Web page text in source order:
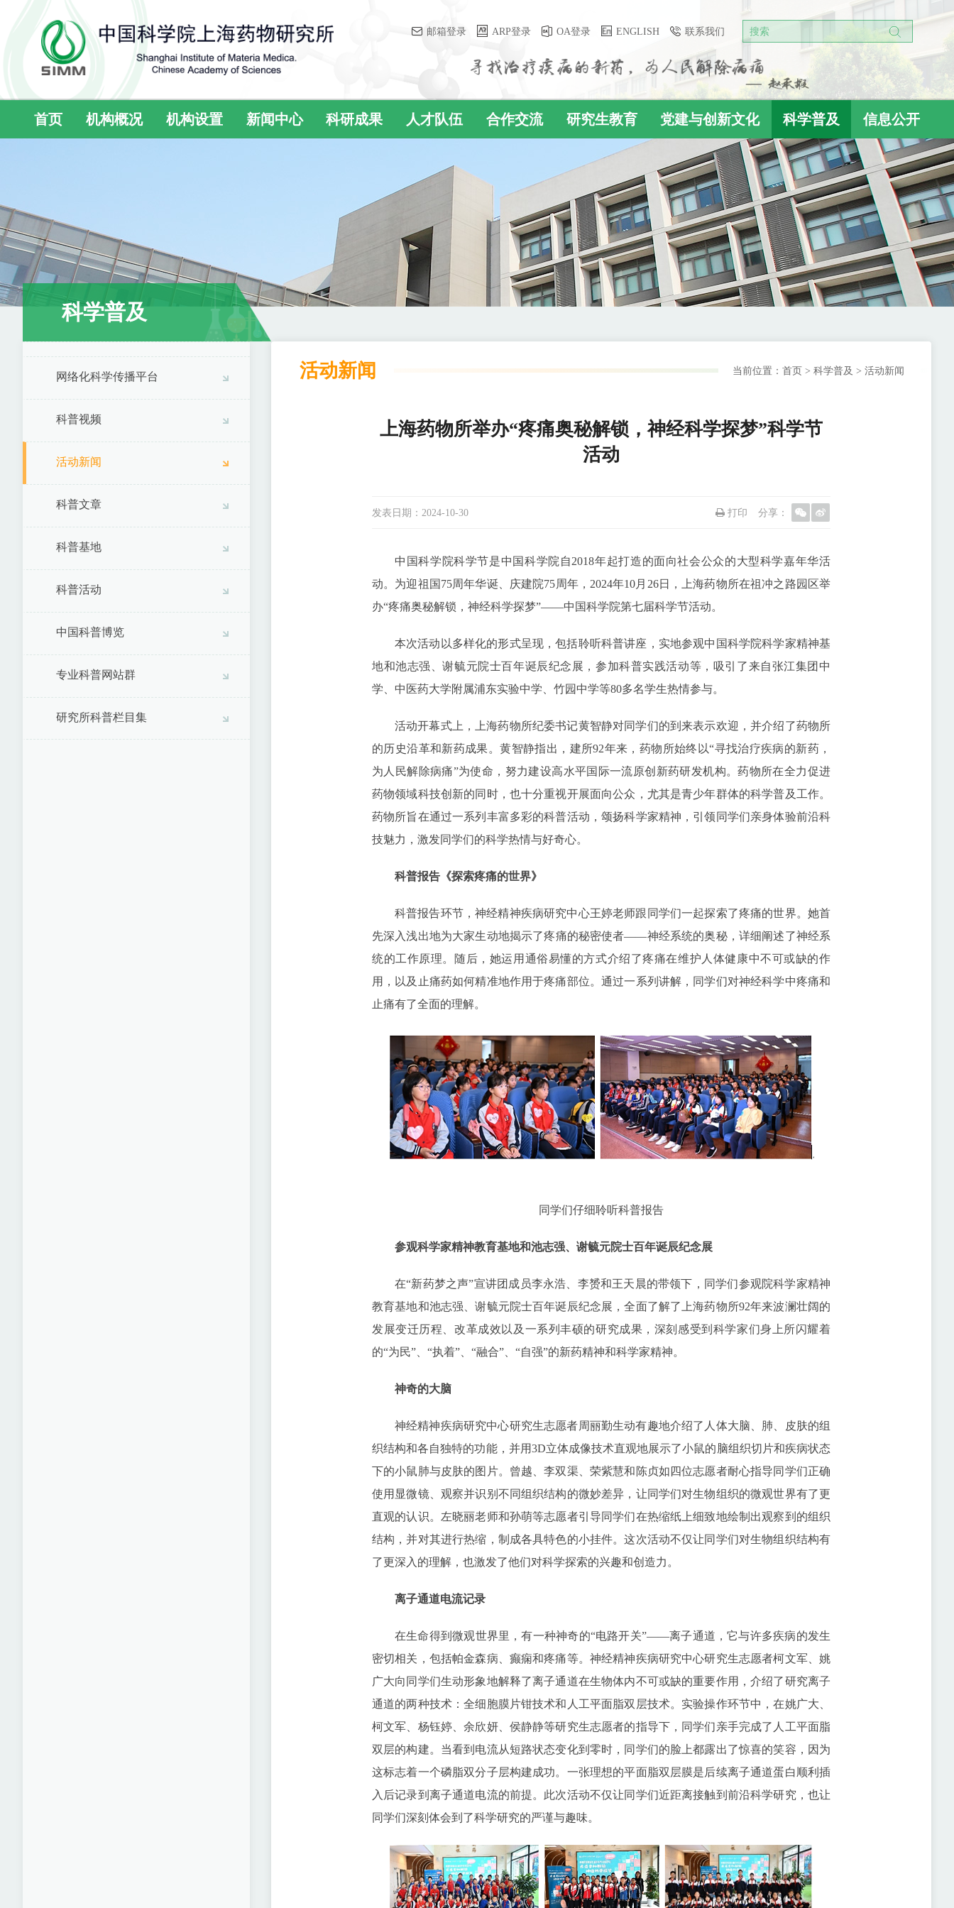
邮箱登录 ARP登录 OA登录 ENGLISH 联系我们 搜索
首页 机构概况 机构设置 新闻中心 科研成果 人才队伍 合作交流 研究生教育 党建与创新文化 科学普及 信息公开
科学普及
网络化科学传播平台
科普视频
活动新闻
科普文章
科普基地
科普活动
中国科普博览
专业科普网站群
研究所科普栏目集
活动新闻 当前位置： 首页 > 科学普及 > 活动新闻
上海药物所举办“疼痛奥秘解锁，神经科学探梦”科学节
活动
发表日期： 2024-10-30 分享：
打印
中国科学院科学节是中国科学院自2018年起打造的面向社会公众的大型科学嘉年华活
动。为迎祖国75周年华诞、庆建院75周年，2024年10月26日，上海药物所在祖冲之路园区举
办“疼痛奥秘解锁，神经科学探梦”——中国科学院第七届科学节活动。
本次活动以多样化的形式呈现，包括聆听科普讲座，实地参观中国科学院科学家精神基
地和池志强、谢毓元院士百年诞辰纪念展，参加科普实践活动等，吸引了来自张江集团中
学、中医药大学附属浦东实验中学、竹园中学等80多名学生热情参与。
活动开幕式上，上海药物所纪委书记黄智静对同学们的到来表示欢迎，并介绍了药物所
的历史沿革和新药成果。黄智静指出，建所92年来，药物所始终以“寻找治疗疾病的新药，
为人民解除病痛”为使命，努力建设高水平国际一流原创新药研发机构。药物所在全力促进
药物领域科技创新的同时，也十分重视开展面向公众，尤其是青少年群体的科学普及工作。
药物所旨在通过一系列丰富多彩的科普活动，颂扬科学家精神，引领同学们亲身体验前沿科
技魅力，激发同学们的科学热情与好奇心。
科普报告《探索疼痛的世界》
科普报告环节，神经精神疾病研究中心王婷老师跟同学们一起探索了疼痛的世界。她首
先深入浅出地为大家生动地揭示了疼痛的秘密使者——神经系统的奥秘，详细阐述了神经系
统的工作原理。随后，她运用通俗易懂的方式介绍了疼痛在维护人体健康中不可或缺的作
用，以及止痛药如何精准地作用于疼痛部位。通过一系列讲解，同学们对神经科学中疼痛和
止痛有了全面的理解。
同学们仔细聆听科普报告
参观科学家精神教育基地和池志强、谢毓元院士百年诞辰纪念展
在“新药梦之声”宣讲团成员李永浩、李赟和王天晨的带领下，同学们参观院科学家精神
教育基地和池志强、谢毓元院士百年诞辰纪念展，全面了解了上海药物所92年来波澜壮阔的
发展变迁历程、改革成效以及一系列丰硕的研究成果，深刻感受到科学家们身上所闪耀着
的“为民”、“执着”、“融合”、“自强”的新药精神和科学家精神。
神奇的大脑
神经精神疾病研究中心研究生志愿者周丽勤生动有趣地介绍了人体大脑、肺、皮肤的组
织结构和各自独特的功能，并用3D立体成像技术直观地展示了小鼠的脑组织切片和疾病状态
下的小鼠肺与皮肤的图片。曾越、李双渠、荣紫慧和陈贞如四位志愿者耐心指导同学们正确
使用显微镜、观察并识别不同组织结构的微妙差异，让同学们对生物组织的微观世界有了更
直观的认识。左晓丽老师和孙萌等志愿者引导同学们在热缩纸上细致地绘制出观察到的组织
结构，并对其进行热缩，制成各具特色的小挂件。这次活动不仅让同学们对生物组织结构有
了更深入的理解，也激发了他们对科学探索的兴趣和创造力。
离子通道电流记录
在生命得到微观世界里，有一种神奇的“电路开关”——离子通道，它与许多疾病的发生
密切相关，包括帕金森病、癫痫和疼痛等。神经精神疾病研究中心研究生志愿者柯文军、姚
广大向同学们生动形象地解释了离子通道在生物体内不可或缺的重要作用，介绍了研究离子
通道的两种技术：全细胞膜片钳技术和人工平面脂双层技术。实验操作环节中，在姚广大、
柯文军、杨钰婷、余欣妍、侯静静等研究生志愿者的指导下，同学们亲手完成了人工平面脂
双层的构建。当看到电流从短路状态变化到零时，同学们的脸上都露出了惊喜的笑容，因为
这标志着一个磷脂双分子层构建成功。一张理想的平面脂双层膜是后续离子通道蛋白顺利插
入后记录到离子通道电流的前提。此次活动不仅让同学们近距离接触到前沿科学研究，也让
同学们深刻体会到了科学研究的严谨与趣味。